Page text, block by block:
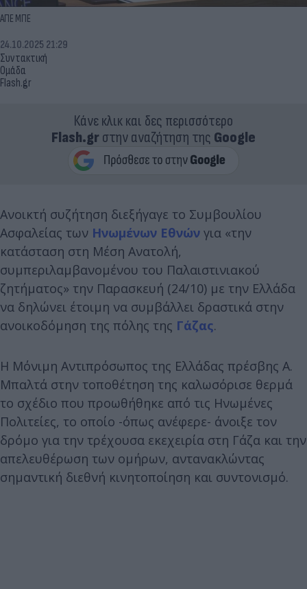
ΑΠΕ ΜΠΕ
Συντακτική
Ομάδα
Flash.gr
24.10.2025 21:29
Κάνε κλικ και δες περισσότερο
Flash.grστην αναζήτηση της Google
Ανοικτή συζήτηση διεξήγαγε το Συμβουλίου
Ασφαλείας των Ηνωμένων Εθνών για «την
κατάσταση στη Μέση Ανατολή,
συμπεριλαμβανομένου του Παλαιστινιακού
ζητήματος» την Παρασκευή (24/10) με την Ελλάδα
να δηλώνει έτοιμη να συμβάλλει δραστικά στην
ανοικοδόμηση της πόλης της Γάζας.
Η Μόνιμη Αντιπρόσωπος της Ελλάδας πρέσβης Α.
Μπαλτά στην τοποθέτηση της καλωσόρισε θερμά
το σχέδιο που προωθήθηκε από τις Ηνωμένες
Πολιτείες, το οποίο -όπως ανέφερε- άνοιξε τον
δρόμο για την τρέχουσα εκεχειρία στη Γάζα και την
απελευθέρωση των ομήρων, αντανακλώντας
σημαντική διεθνή κινητοποίηση και συντονισμό.